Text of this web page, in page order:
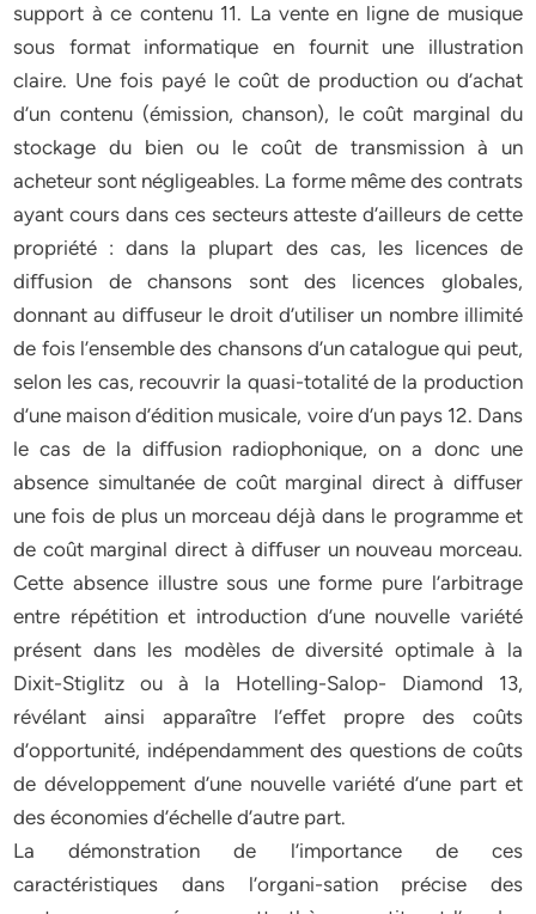
support à ce contenu 11. La vente en ligne de musique
sous format informatique en fournit une illustration
claire. Une fois payé le coût de production ou d’achat
d’un contenu (émission, chanson), le coût marginal du
stockage du bien ou le coût de transmission à un
acheteur sont négligeables. La forme même des contrats
ayant cours dans ces secteurs atteste d’ailleurs de cette
propriété : dans la plupart des cas, les licences de
diﬀusion de chansons sont des licences globales,
donnant au diﬀuseur le droit d’utiliser un nombre illimité
de fois l’ensemble des chansons d’un catalogue qui peut,
selon les cas, recouvrir la quasi-totalité de la production
d’une maison d’édition musicale, voire d’un pays 12. Dans
le cas de la diﬀusion radiophonique, on a donc une
absence simultanée de coût marginal direct à diﬀuser
une fois de plus un morceau déjà dans le programme et
de coût marginal direct à diﬀuser un nouveau morceau.
Cette absence illustre sous une forme pure l’arbitrage
entre répétition et introduction d’une nouvelle variété
présent dans les modèles de diversité optimale à la
Dixit-Stiglitz ou à la Hotelling-Salop- Diamond 13,
révélant ainsi apparaître l’eﬀet propre des coûts
d’opportunité, indépendamment des questions de coûts
de développement d’une nouvelle variété d’une part et
des économies d’échelle d’autre part.
La démonstration de l’importance de ces
caractéristiques dans l’organi-sation précise des